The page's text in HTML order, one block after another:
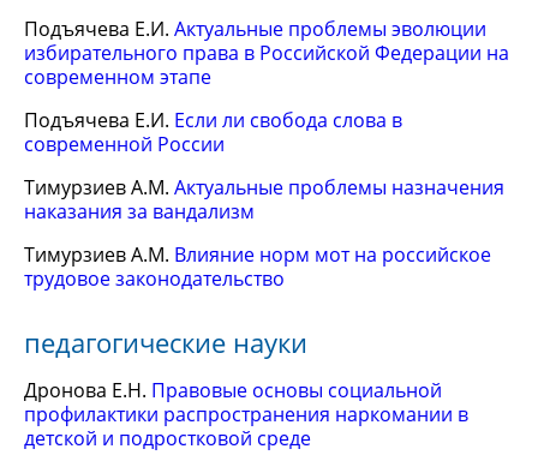
Подъячева Е.И. Актуальные проблемы эволюции
избирательного права в Российской Федерации на
современном этапе
Подъячева Е.И. Если ли свобода слова в
современной России
Тимурзиев А.М. Актуальные проблемы назначения
наказания за вандализм
Тимурзиев А.М. Влияние норм мот на российское
трудовое законодательство
педагогические науки
Дронова Е.Н. Правовые основы социальной
профилактики распространения наркомании в
детской и подростковой среде